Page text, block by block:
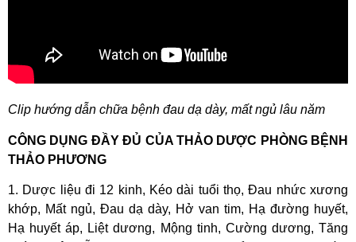
Clip hướng dẫn chữa bệnh đau dạ dày, mất ngủ lâu năm
CÔNG DỤNG ĐẦY ĐỦ CỦA THẢO DƯỢC PHÒNG BỆNH
THẢO PHƯƠNG
1. Dược liệu đi 12 kinh, Kéo dài tuổi thọ, Đau nhức xương
khớp, Mất ngủ, Đau dạ dày, Hở van tim, Hạ đường huyết,
Hạ huyết áp, Liệt dương, Mộng tinh, Cường dương, Tăng